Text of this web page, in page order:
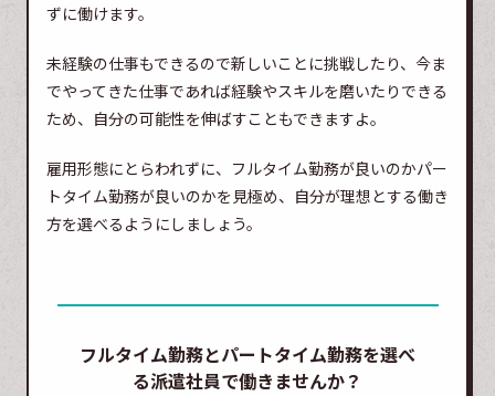
ずに働けます。
未経験の仕事もできるので新しいことに挑戦したり、今ま
でやってきた仕事であれば経験やスキルを磨いたりできる
ため、自分の可能性を伸ばすこともできますよ。
雇用形態にとらわれずに、フルタイム勤務が良いのかパー
トタイム勤務が良いのかを見極め、自分が理想とする働き
方を選べるようにしましょう。
フルタイム勤務とパートタイム勤務を選べ
る派遣社員で働きませんか？